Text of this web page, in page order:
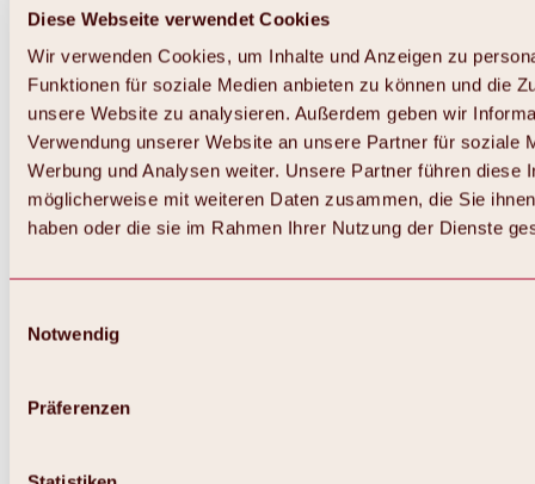
Diese Webseite verwendet Cookies
Wir verwenden Cookies, um Inhalte und Anzeigen zu
Funktionen für soziale Medien anbieten zu können und die
unsere Website zu analysieren. Außerdem geben wir
Verwendung unserer Website an unsere Partner für soziale
Werbung und Analysen weiter. Unsere Partner führen diese
möglicherweise mit weiteren Daten zusammen, die Sie
haben oder die sie im Rahmen Ihrer Nutzung der Dienste
Notwendig
Präferenzen